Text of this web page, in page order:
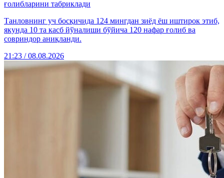
ғолибларини табриклади
Танловнинг уч босқичида 124 мингдан зиёд ёш иштирок этиб,
якунда 10 та касб йўналиши бўйича 120 нафар ғолиб ва
совриндор аниқланди.
21:23 / 08.08.2026